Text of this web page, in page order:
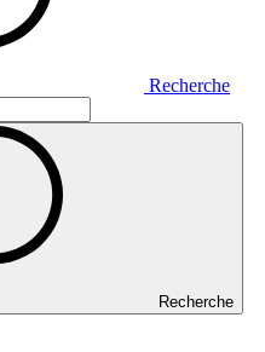
Recherche
Recherche